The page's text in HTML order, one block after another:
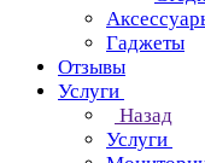
Гаджеты
Отзывы
Услуги
Назад
Услуги